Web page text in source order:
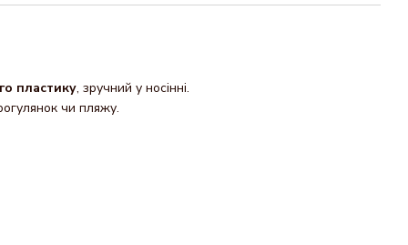
пластику, зручний у носінні.
чи пляжу.